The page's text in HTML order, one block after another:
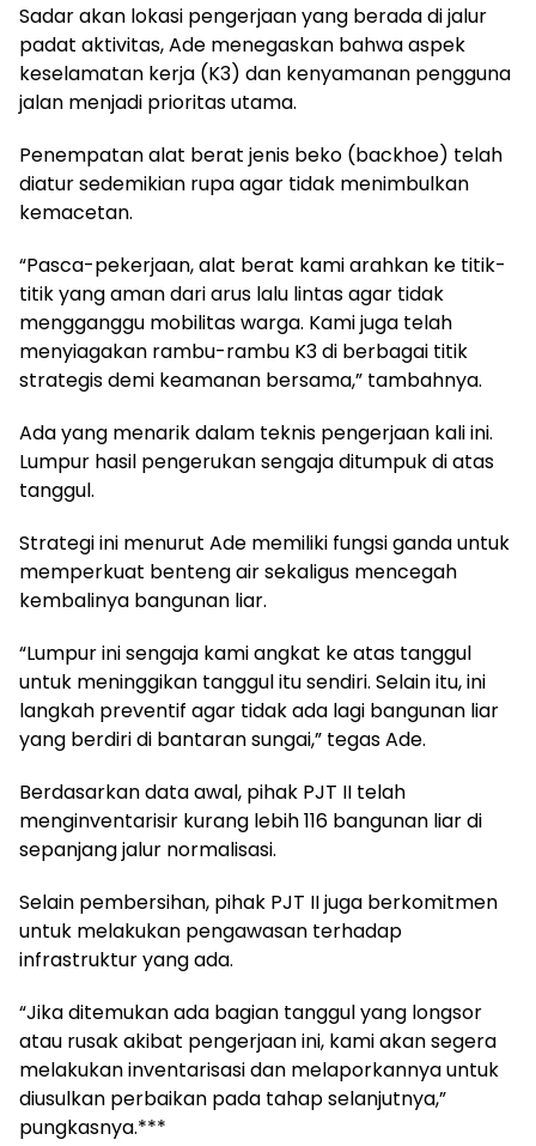
Sadar akan lokasi pengerjaan yang berada di jalur
padat aktivitas, Ade menegaskan bahwa aspek
keselamatan kerja (K3) dan kenyamanan pengguna
jalan menjadi prioritas utama.
Penempatan alat berat jenis beko (backhoe) telah
diatur sedemikian rupa agar tidak menimbulkan
kemacetan.
“Pasca-pekerjaan, alat berat kami arahkan ke titik-
titik yang aman dari arus lalu lintas agar tidak
mengganggu mobilitas warga. Kami juga telah
menyiagakan rambu-rambu K3 di berbagai titik
strategis demi keamanan bersama,” tambahnya.
Ada yang menarik dalam teknis pengerjaan kali ini.
Lumpur hasil pengerukan sengaja ditumpuk di atas
tanggul.
Strategi ini menurut Ade memiliki fungsi ganda untuk
memperkuat benteng air sekaligus mencegah
kembalinya bangunan liar.
“Lumpur ini sengaja kami angkat ke atas tanggul
untuk meninggikan tanggul itu sendiri. Selain itu, ini
langkah preventif agar tidak ada lagi bangunan liar
yang berdiri di bantaran sungai,” tegas Ade.
Berdasarkan data awal, pihak PJT II telah
menginventarisir kurang lebih 116 bangunan liar di
sepanjang jalur normalisasi.
Selain pembersihan, pihak PJT II juga berkomitmen
untuk melakukan pengawasan terhadap
infrastruktur yang ada.
“Jika ditemukan ada bagian tanggul yang longsor
atau rusak akibat pengerjaan ini, kami akan segera
melakukan inventarisasi dan melaporkannya untuk
diusulkan perbaikan pada tahap selanjutnya,”
pungkasnya.***